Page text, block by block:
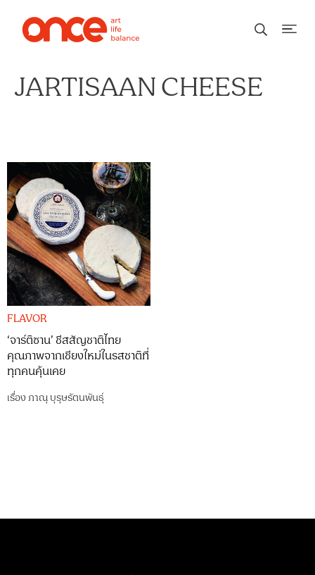
JARTISAAN CHEESE
FLAVOR
‘จาร์ติซาน’ ชีสสัญชาติไทย
คุณภาพจากเชียงใหม่ในรสชาติที่
ทุกคนคุ้นเคย
เรื่องภาณุ บุรุษรัตนพันธุ์